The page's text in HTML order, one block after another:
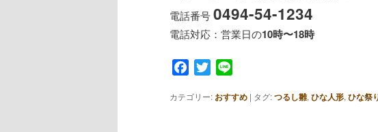
電話番号0494-54-1234
電話対応：営業日の10時〜18時
Facebook
Twitter
カテゴリー: おすすめ | タグ:つるし雛, ひな人形, ひな祭